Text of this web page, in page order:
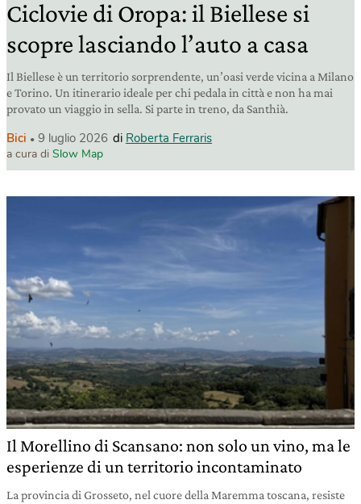
Ciclovie di Oropa: il Biellese si
scopre lasciando l’auto a casa
Il Biellese è un territorio sorprendente, un’oasi verde vicina a Milano
e Torino. Un itinerario ideale per chi pedala in città e non ha mai
provato un viaggio in sella. Si parte in treno, da Santhià.
Bici 9 luglio 2026 di Roberta Ferraris
a cura di Slow Map
Il Morellino di Scansano: non solo un vino, ma le
esperienze di un territorio incontaminato
La provincia di Grosseto, nel cuore della Maremma toscana, resiste